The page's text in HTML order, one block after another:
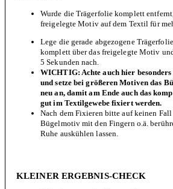
Wurde die Trägerfolie komplett
freigelegte Motiv auf dem Textil für
Lege die gerade abgezogene
komplett über das freigelegte Motiv
5 Sekunden nach.
WICHTIG: Achte auch hier
und setze bei größeren Motiven das
neu an, damit am Ende auch das
gut im Textilgewebe fixiert werden.
Nach dem Fixieren bitte auf keinen Fall
Bügelmotiv mit den Fingern o.ä.
Ruhe auskühlen lassen.
KLEINER ERGEBNIS-CHECK